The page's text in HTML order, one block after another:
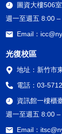
圖資大樓506室
週一至週五 8:00
Email：
光復校區
地址： 新竹市
電話： 03-
資訊館一樓櫃
週一至週五 8:00
Email：